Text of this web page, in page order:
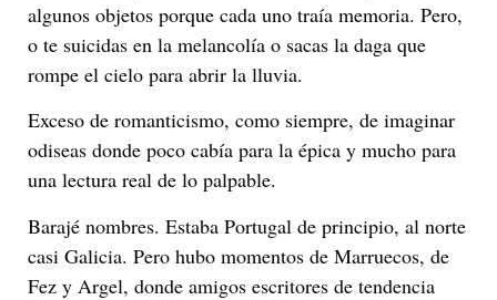
algunos objetos porque cada uno traía memoria. Pero,
o te suicidas en la melancolía o sacas la daga que
rompe el cielo para abrir la lluvia.
Exceso de romanticismo, como siempre, de imaginar
odiseas donde poco cabía para la épica y mucho para
una lectura real de lo palpable.
Barajé nombres. Estaba Portugal de principio, al norte
casi Galicia. Pero hubo momentos de Marruecos, de
Fez y Argel, donde amigos escritores de tendencia